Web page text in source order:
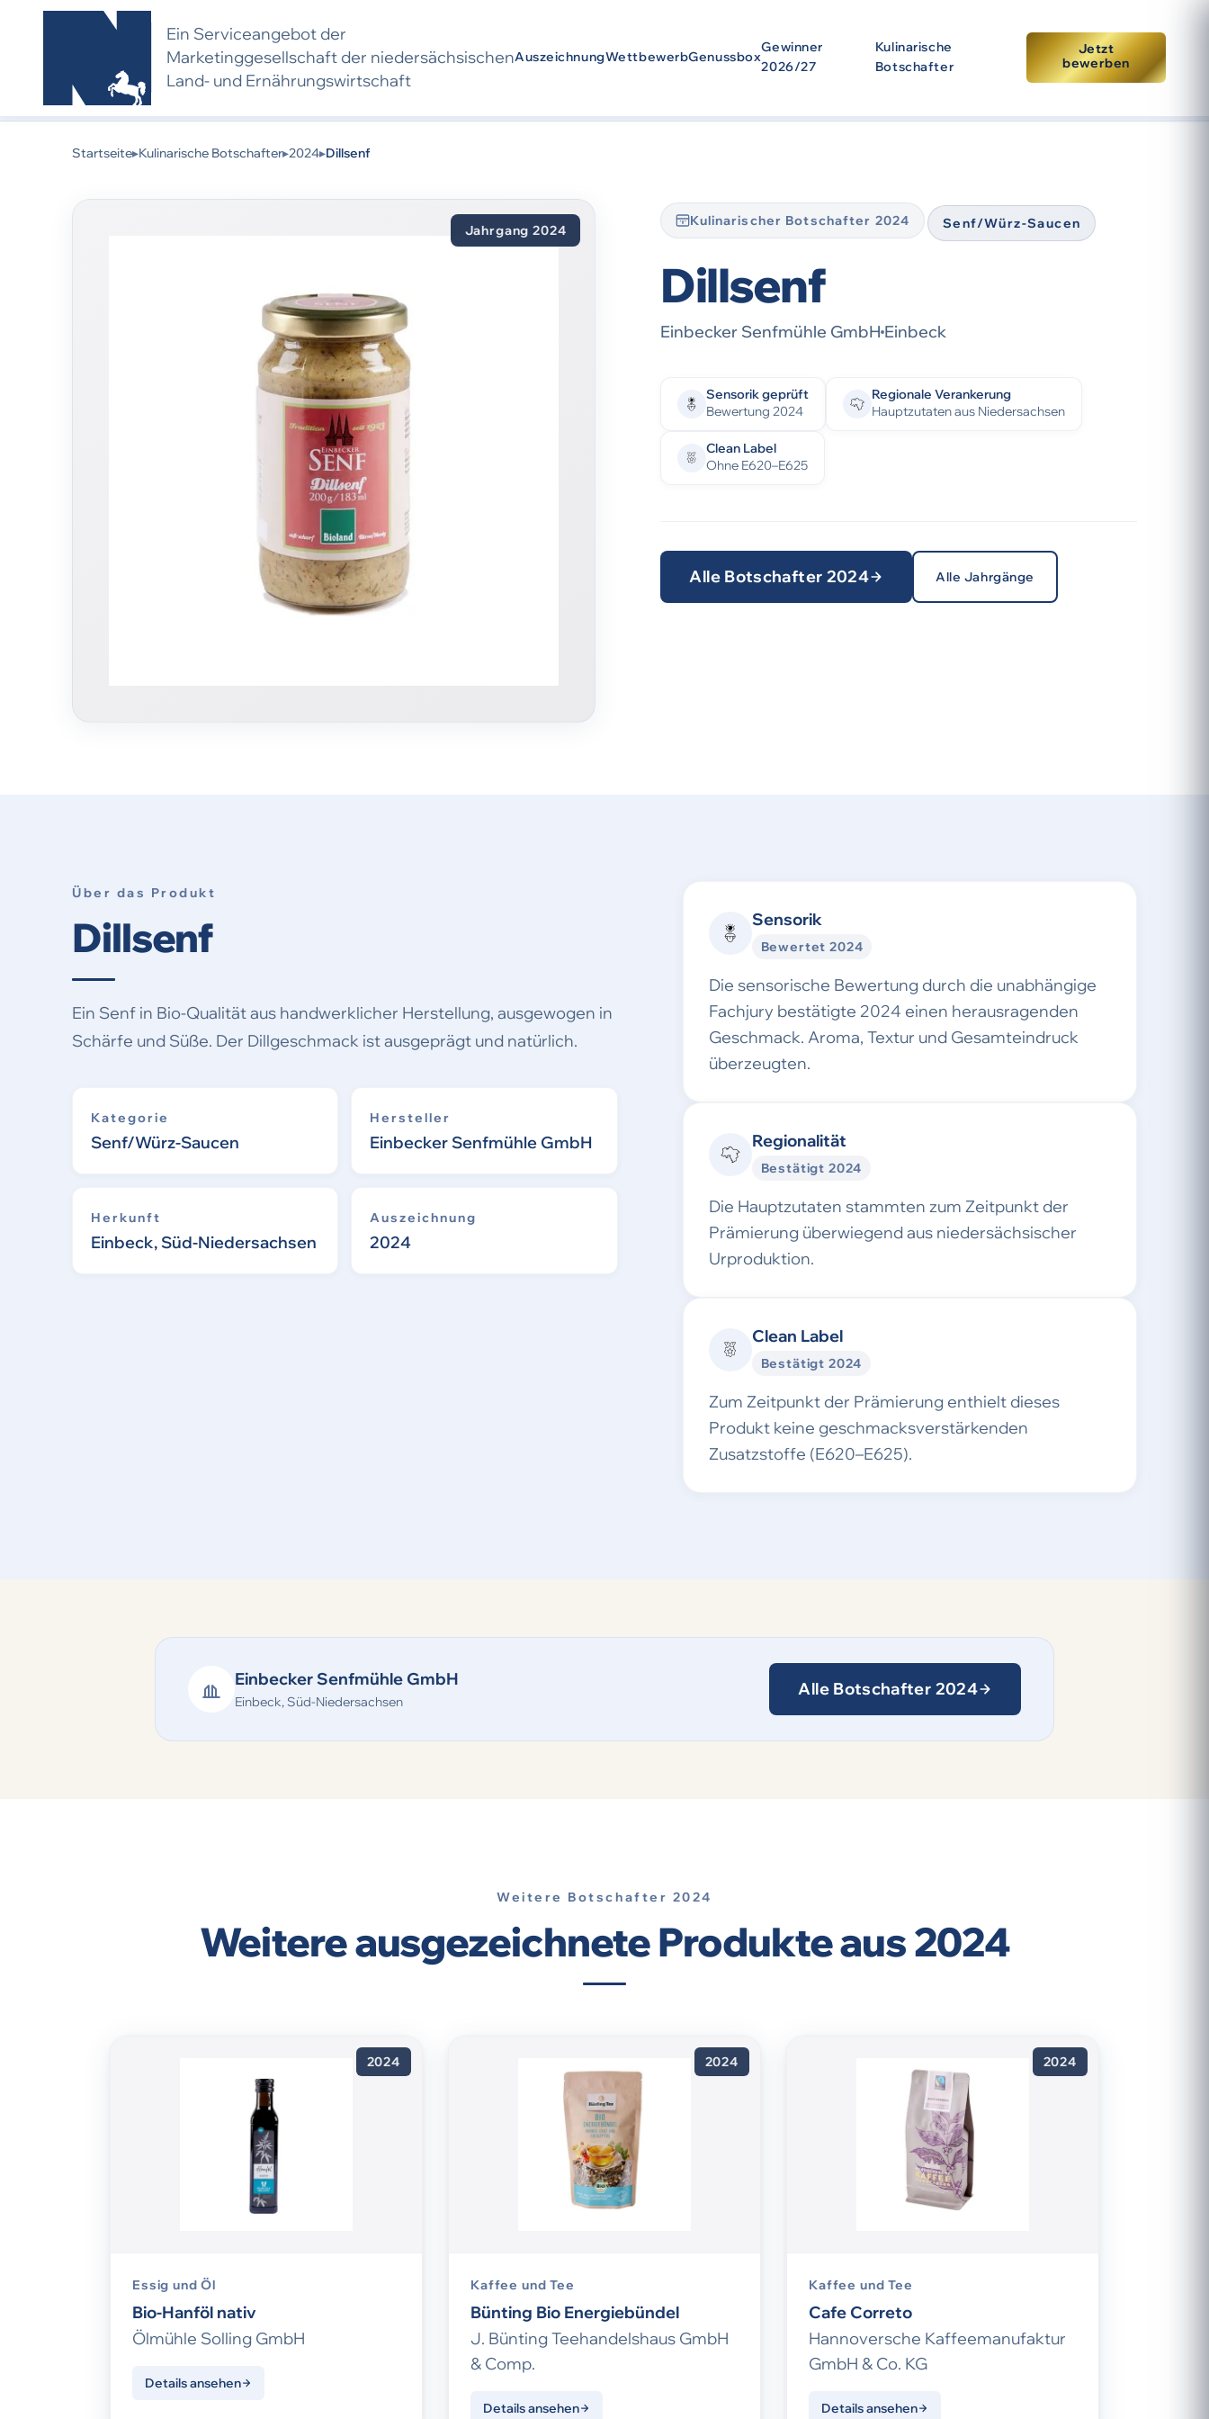
Ein Serviceangebot der
Marketing­gesell­schaft der nieder­sächsischen
Land- und Ernährungs­wirtschaft
AuszeichnungWettbewerbGenussbox
Gewinner
2026/27
Kulinarische
Botschafter
Jetzt
bewerben
Kulinarischer Botschafter 2024:Dieses Produkt wurde
ausgezeichnet. Die Auszeichnung bezieht sich auf den Zeitpunkt der Prämierung. Eine erneute Auszeichnung setzt
eine neue Bewerbung und Bewertung voraus.
Startseite▸Kulinarische Botschafter▸2024▸Dillsenf
Jahrgang 2024
Kulinarischer Botschafter 2024 Senf/Würz-Saucen
Dillsenf
Einbecker Senfmühle GmbHEinbeck
Sensorik geprüft
Bewertung 2024
Regionale Verankerung
Hauptzutaten aus Niedersachsen
Clean Label
Ohne E620–E625
Alle Botschafter 2024 Alle Jahrgänge
Über das Produkt
Dillsenf
Ein Senf in Bio-Qualität aus handwerklicher Herstellung, ausgewogen in
Schärfe und Süße. Der Dillgeschmack ist ausgeprägt und natürlich.
Kategorie
Senf/Würz-Saucen
Hersteller
Einbecker Senfmühle GmbH
Herkunft
Einbeck, Süd-Niedersachsen
Auszeichnung
2024
Sensorik
Bewertet 2024
Die sensorische Bewertung durch die unabhängige
Fachjury bestätigte 2024 einen herausragenden
Geschmack. Aroma, Textur und Gesamteindruck
überzeugten.
Regionalität
Bestätigt 2024
Die Hauptzutaten stammten zum Zeitpunkt der
Prämierung überwiegend aus niedersächsischer
Urproduktion.
Clean Label
Bestätigt 2024
Zum Zeitpunkt der Prämierung enthielt dieses
Produkt keine geschmacksverstärkenden
Zusatzstoffe (E620–E625).
Einbecker Senfmühle GmbH
Einbeck, Süd-Niedersachsen
Alle Botschafter 2024
Weitere Botschafter 2024
Weitere ausgezeichnete Produkte aus 2024
2024
Essig und Öl
Bio-Hanföl nativ
Ölmühle Solling GmbH
Details ansehen
2024
Kaffee und Tee
Bünting Bio Energiebündel
J. Bünting Teehandelshaus GmbH
& Comp.
Details ansehen
2024
Kaffee und Tee
Cafe Correto
Hannoversche Kaffeemanufaktur
GmbH & Co. KG
Details ansehen